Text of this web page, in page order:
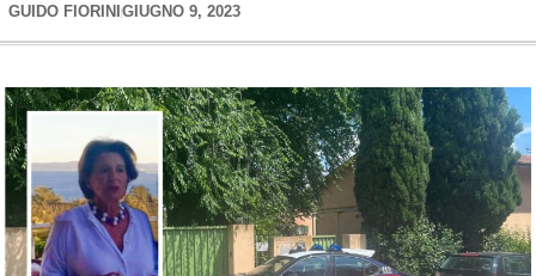
GUIDO FIORINI GIUGNO 9, 2023